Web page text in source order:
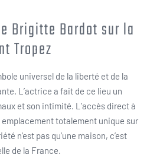
Brigitte Bardot sur la
Tropez
universel de la liberté et de la
L’actrice a fait de ce lieu un
et son intimité. L’accès direct à
totalement unique sur
n’est pas qu’une maison, c’est
de la France.